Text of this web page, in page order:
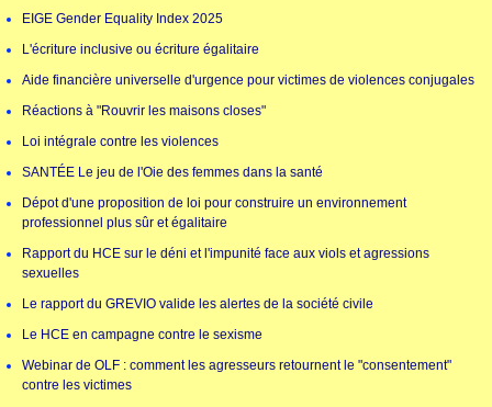
EIGE Gender Equality Index 2025
L'écriture inclusive ou écriture égalitaire
Aide financière universelle d'urgence pour victimes de violences conjugales
Réactions à "Rouvrir les maisons closes"
Loi intégrale contre les violences
SANTÉE Le jeu de l'Oie des femmes dans la santé
Dépot d'une proposition de loi pour construire un environnement
professionnel plus sûr et égalitaire
Rapport du HCE sur le déni et l'impunité face aux viols et agressions
sexuelles
Le rapport du GREVIO valide les alertes de la société civile
Le HCE en campagne contre le sexisme
Webinar de OLF : comment les agresseurs retournent le "consentement"
contre les victimes